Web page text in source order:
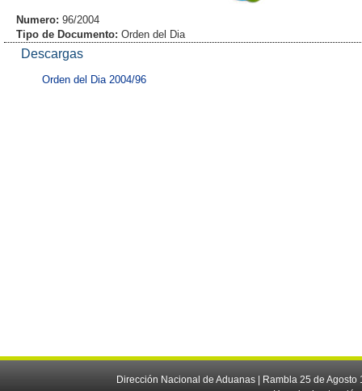
Numero: 96/2004
Tipo de Documento: Orden del Dia
Descargas
Orden del Dia 2004/96
Dirección Nacional de Aduanas | Rambla 25 de